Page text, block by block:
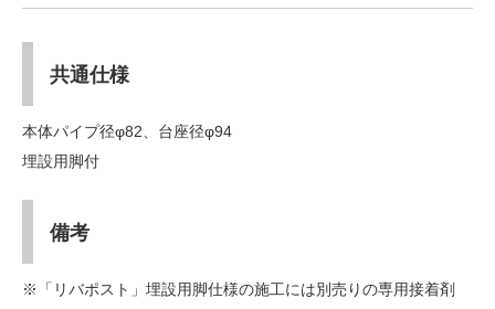
共通仕様
本体パイプ径φ82、台座径φ94
埋設用脚付
備考
※「リバポスト」埋設用脚仕様の施工には別売りの専用接着剤